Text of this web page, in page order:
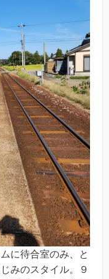
に待合室のみ、と
みのスタイル。９